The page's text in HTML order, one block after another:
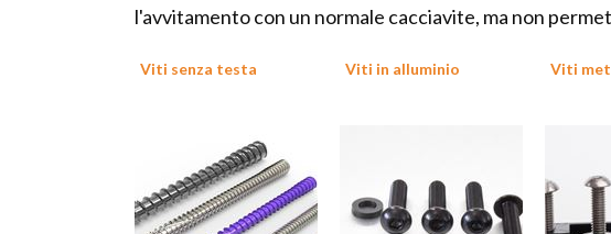
l'avvitamento con un normale cacciavite, ma non
Viti senza testa Viti in alluminio Viti